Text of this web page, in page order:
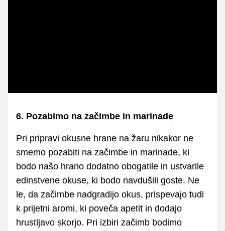
6. Pozabimo na začimbe in marinade
Pri pripravi okusne hrane na žaru nikakor ne
smemo pozabiti na začimbe in marinade, ki
bodo našo hrano dodatno obogatile in ustvarile
edinstvene okuse, ki bodo navdušili goste. Ne
le, da začimbe nadgradijo okus, prispevajo tudi
k prijetni aromi, ki poveča apetit in dodajo
hrustljavo skorjo. Pri izbiri začimb bodimo